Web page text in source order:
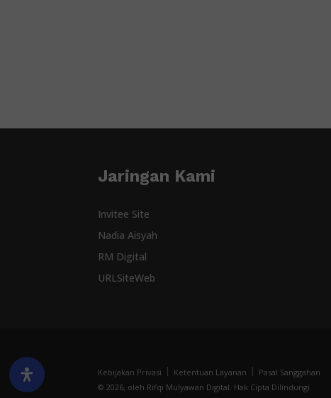
Jaringan Kami
Invitee Site
Nadia Aisyah
RM Digital
URLSiteWeb
Kebijakan Privasi Ketentuan Layanan
Pasal Sanggahan
© 2026, oleh Rifqi Mulyawan Digital. Hak Cipta Dilindungi.